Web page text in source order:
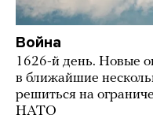
Война
1626-й день. Новые
в ближайшие
решиться на
НАТО